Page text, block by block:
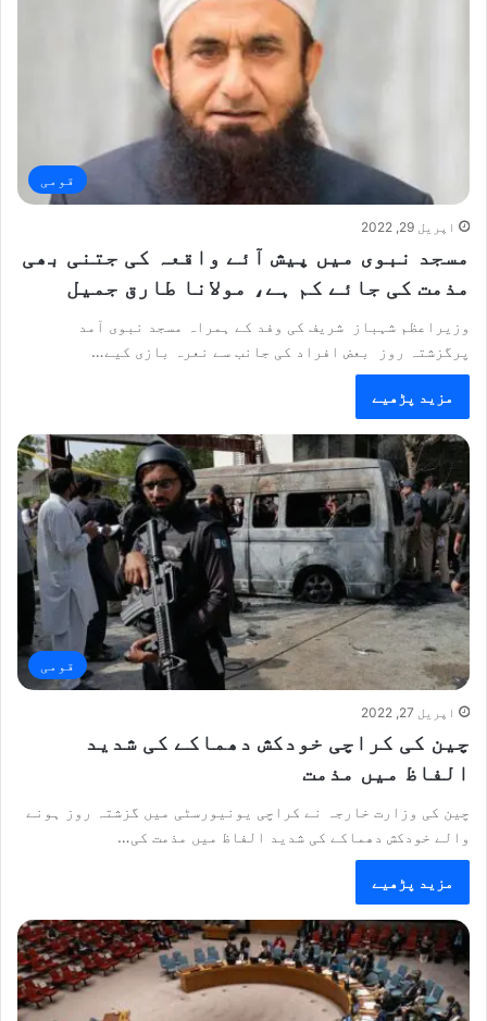
قومی
اپریل 29, 2022
مسجد نبوی میں پیش آئے واقعہ کی جتنی بھی
مذمت کی جائے کم ہے، مولانا طارق جمیل
وزیراعظم شہباز شریف کی وفد کے ہمراہ مسجد نبوی آمد
پرگزشتہ روز بعض افراد کی جانب سے نعرہ بازی کیے…
مزید پڑھیے
قومی
اپریل 27, 2022
چین کی کراچی خودکش دھماکے کی شدید
الفاظ میں مذمت
چین کی وزارت خارجہ نے کراچی یونیورسٹی میں گزشتہ روز ہونے
والے خودکش دھماکے کی شدید الفاظ میں مذمت کی…
مزید پڑھیے